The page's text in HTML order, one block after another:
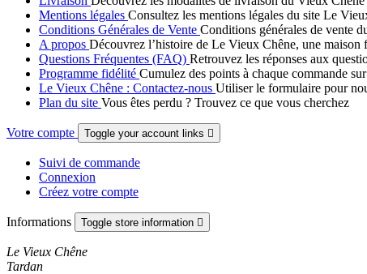
Mentions légales Consultez les mentions légales du site Le
Conditions Générales de Vente Conditions générales de vente
A propos Découvrez l’histoire de Le Vieux Chêne, une maison
Questions Fréquentes (FAQ) Retrouvez les réponses aux
Programme fidélité Cumulez des points à chaque commande
Le Vieux Chêne : Contactez-nous Utiliser le formulaire pour
Plan du site Vous êtes perdu ? Trouvez ce que vous cherchez
Votre compte Toggle your account links 
Suivi de commande
Connexion
Créez votre compte
Informations Toggle store information 
Le Vieux Chêne
Tardan